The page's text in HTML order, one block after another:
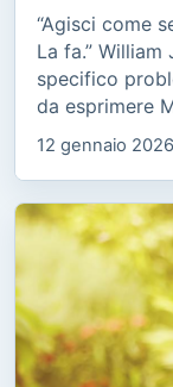
“Agisci come
La fa.” William
specifico
da esprimere
12 gennaio 2026